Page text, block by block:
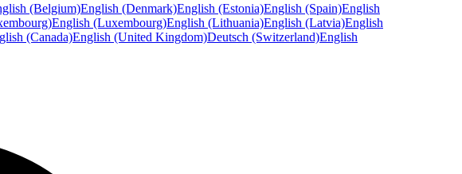
(Belgium)English (Denmark)English (Estonia)English (Spain)English
English (Luxembourg)English (Lithuania)English (Latvia)English
(Canada)English (United Kingdom)Deutsch (Switzerland)English